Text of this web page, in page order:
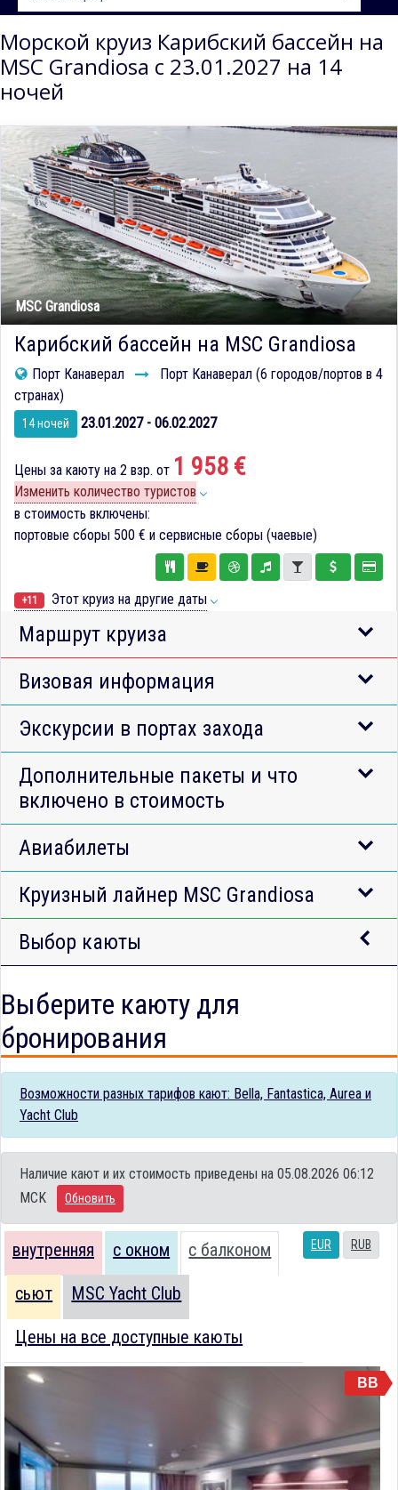
Морской круиз Карибский бассейн на
MSC Grandiosa с 23.01.2027 на 14
ночей
MSC Grandiosa
Карибский бассейн на MSC Grandiosa
Порт Канаверал
Порт Канаверал (6 городов/портов в 4
странах)
14 ночей 23.01.2027 - 06.02.2027
Цены за каюту на 2 взр. от 1 958 €
Изменить количество туристов
в стоимость включены:
портовые сборы 500 € и сервисные сборы (чаевые)
+11 Этот круиз на другие даты
Маршрут круиза
Визовая информация
Экскурсии в портах захода
Дополнительные пакеты и что
включено в стоимость
Авиабилеты
Круизный лайнер MSC Grandiosa
Выбор каюты
Выберите каюту для
бронирования
Возможности разных тарифов кают: Bella, Fantastica, Aurea и
Yacht Club
Наличие кают и их стоимость приведены на 05.08.2026 06:12
MCK
Обновить
EUR RUB
внутренняя с окном с балконом
сьют MSC Yacht Club
Цены на все доступные каюты
BB